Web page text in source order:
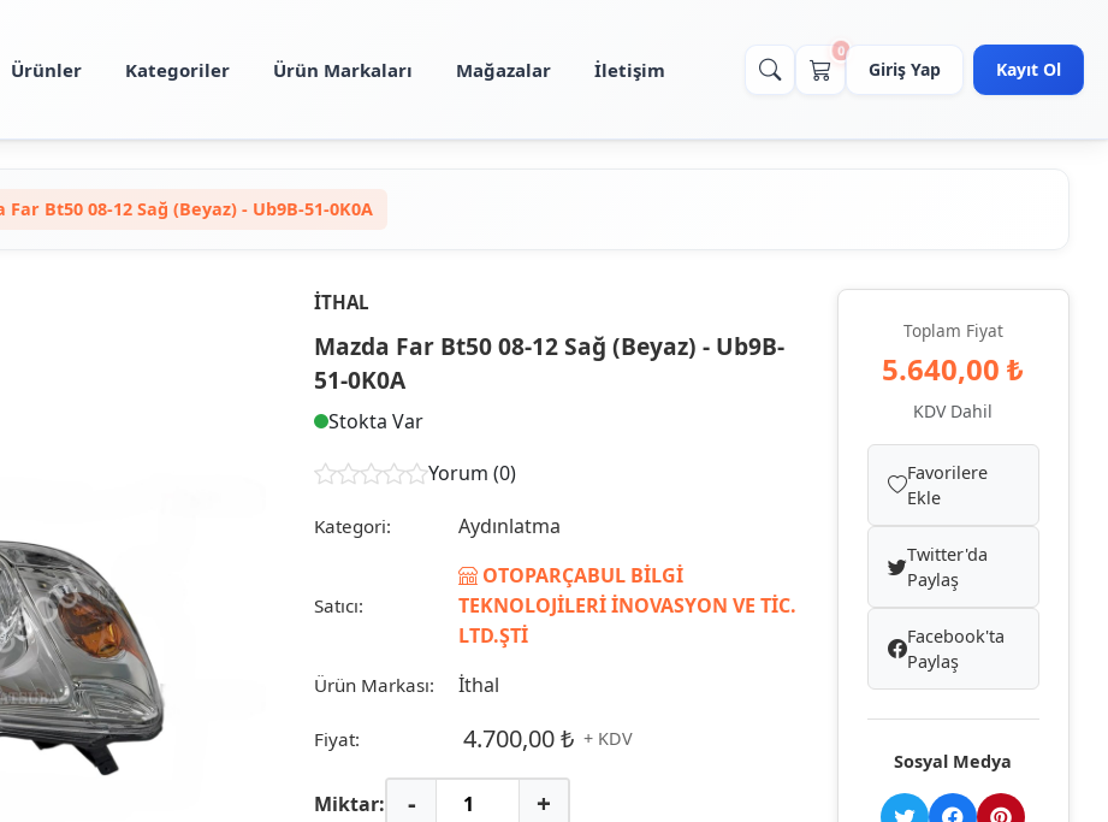
Ürünler Kategoriler Ürün Markaları Mağazalar İletişim
0
Giriş Yap Kayıt Ol
Far Bt50 08-12 Sağ (Beyaz) - Ub9B-51-0K0A
İTHAL
Mazda Far Bt50 08-12 Sağ (Beyaz) - Ub9B-
51-0K0A
Stokta Var
Yorum (0)
Kategori: Aydınlatma
Satıcı:
OTOPARÇABUL BİLGİ
TEKNOLOJİLERİ İNOVASYON VE TİC.
LTD.ŞTİ
Ürün Markası: İthal
Fiyat: 4.700,00 ₺ + KDV
Miktar: - +
Toplam Fiyat
5.640,00 ₺
KDV Dahil
Favorilere
Ekle
Twitter'da
Paylaş
Facebook'ta
Paylaş
Sosyal Medya